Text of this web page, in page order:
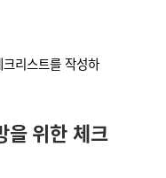
을 위한 체크